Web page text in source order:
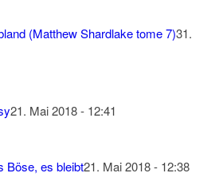
(Matthew Shardlake tome 7)31.
21. Mai 2018 - 12:41
Böse, es bleibt21. Mai 2018 - 12:38